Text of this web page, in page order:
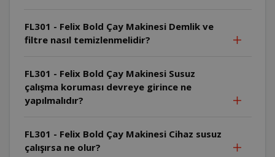
FL301 - Felix Bold Çay Makinesi Demlik ve
filtre nasıl temizlenmelidir?
FL301 - Felix Bold Çay Makinesi Susuz
çalışma koruması devreye girince ne
yapılmalıdır?
FL301 - Felix Bold Çay Makinesi Cihaz susuz
çalışırsa ne olur?